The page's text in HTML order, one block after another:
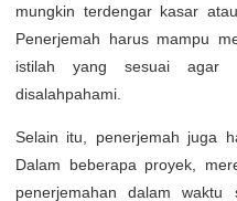
mungkin terdengar kasar
Penerjemah harus mampu
istilah yang sesuai
disalahpahami.
Selain itu, penerjemah juga
Dalam beberapa proyek,
penerjemahan dalam waktu